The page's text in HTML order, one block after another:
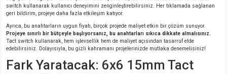
switch kullanarak kullanıcı deneyimini zenginleştirebilirsiniz. Her tıklamada sağlanan
geri bildirim, projeye daha fazla etkileşim katıyor.
Ayrıca, bu anahtarların uygun fiyatı, birçok projede maliyet etkin bir çözüm sunuyor.
Projeye sınırlı bir bütçeyle başlıyorsanız, bu anahtarları sıkıca dikkate almalısınız.
Tact switch kullanarak, hem işlevsellik hem de maliyet açısından tasarruf elde
edebilirsiniz. Dolayısıyla, bu gizli kahramanı projelerinizde mutlaka denemelisiniz!
Fark Yaratacak: 6x6 15mm Tact